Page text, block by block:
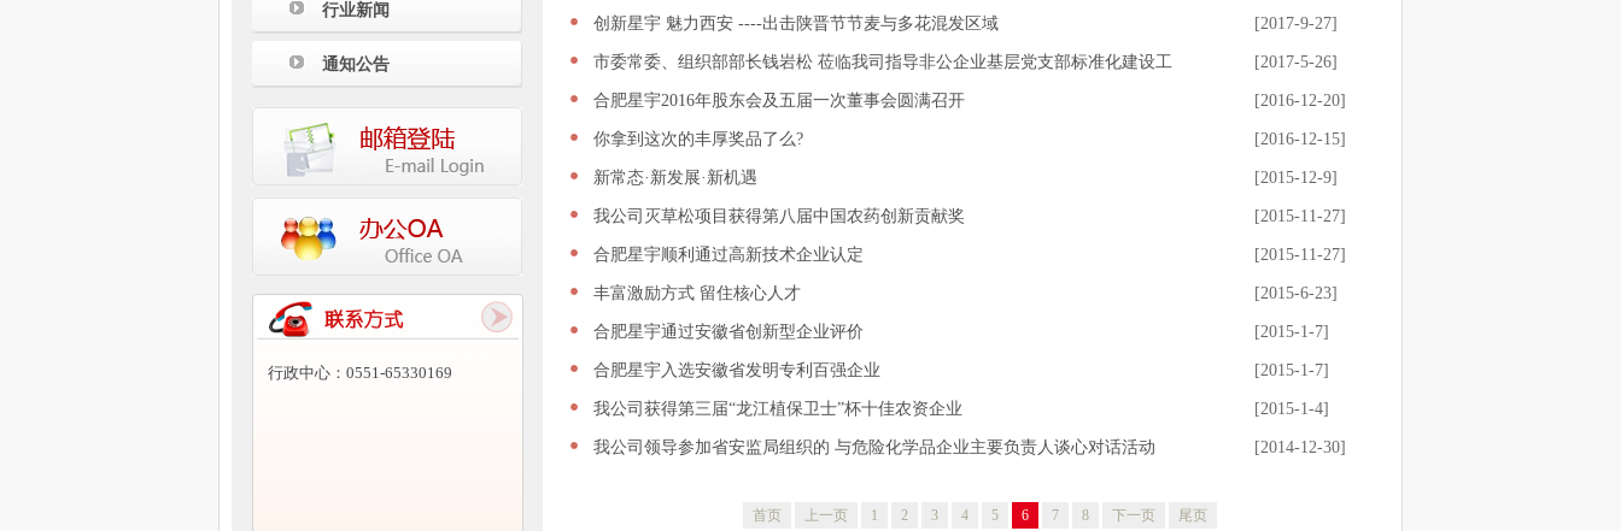
行业新闻
通知公告
行政中心：0551-65330169
创新星宇 魅力西安 ----出击陕晋节节麦与多花混发区域 [2017-9-27]
市委常委、组织部部长钱岩松 莅临我司指导非公企业基层党支部标准化建设工 [2017-5-26]
合肥星宇2016年股东会及五届一次董事会圆满召开 [2016-12-20]
你拿到这次的丰厚奖品了么? [2016-12-15]
新常态·新发展·新机遇 [2015-12-9]
我公司灭草松项目获得第八届中国农药创新贡献奖 [2015-11-27]
合肥星宇顺利通过高新技术企业认定 [2015-11-27]
丰富激励方式 留住核心人才 [2015-6-23]
合肥星宇通过安徽省创新型企业评价 [2015-1-7]
合肥星宇入选安徽省发明专利百强企业 [2015-1-7]
我公司获得第三届“龙江植保卫士”杯十佳农资企业 [2015-1-4]
我公司领导参加省安监局组织的 与危险化学品企业主要负责人谈心对话活动 [2014-12-30]
首页 上一页 1 2 3 4 5 6 7 8 下一页 尾页